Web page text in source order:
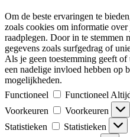
Om de beste ervaringen te
zoals cookies om informatie over
raadplegen. Door in te stemmen
gegevens zoals surfgedrag of
Als je geen toestemming geeft
een nadelige invloed hebben op
mogelijkheden.
Functioneel
Functioneel
Voorkeuren
Voorkeuren
Statistieken
Statistieken